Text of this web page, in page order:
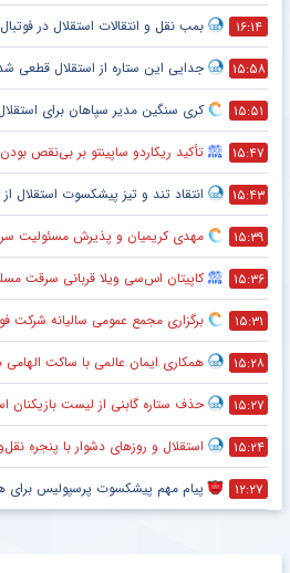
۱۶:۱۴ بمب نقل و انتقالات استقلال در
۱۵:۵۸ جدایی این ستاره از استقلال قطعی
۱۵:۵۱ کری سنگین مدیر سپاهان برای استقلال
۱۵:۴۷ تأکید ریکاردو ساپینتو بر بی‌نقص
۱۵:۴۳ انتقاد تند و تیز پیشکسوت استقلال
۱۵:۳۹ مهدی کریمیان و پذیرش مسئولیت
۱۵:۳۶ کاپیتان اس‌سی ویلا قربانی سرقت
۱۵:۳۱ برگزاری مجمع عمومی سالیانه شرکت
۱۵:۲۸ همکاری ایمان عالمی با ساکت الهامی
۱۵:۲۷ حذف ستاره گابنی از لیست بازیکنان
۱۵:۲۴ استقلال و روزهای دشوار با پنجره
۱۲:۲۷ پیام مهم پیشکسوت پرسپولیس برای